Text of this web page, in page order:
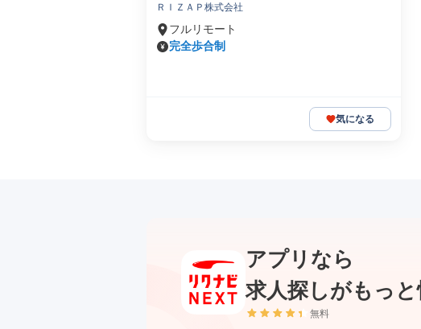
ＲＩＺＡＰ株式会社
フルリモート
完全歩合制
気になる
アプリなら
求人探しがもっと
無料